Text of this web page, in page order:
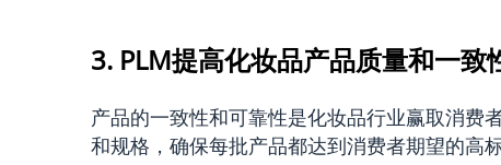
3. PLM提高化妆品产品质量和一致
产品的一致性和可靠性是化妆品行业赢取消费
和规格，确保每批产品都达到消费者期望的高标